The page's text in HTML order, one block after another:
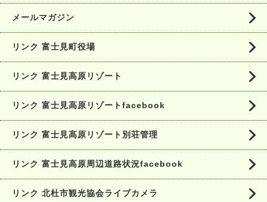
メールマガジン
リンク 富士見町役場
リンク 富士見高原リゾート
リンク 富士見高原リゾートfacebook
リンク 富士見高原リゾート別荘管理
リンク 富士見高原周辺道路状況facebook
リンク 北杜市観光協会ライブカメラ